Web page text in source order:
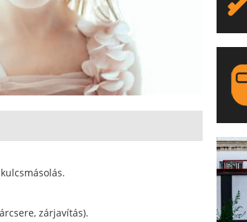
zárjavítás).